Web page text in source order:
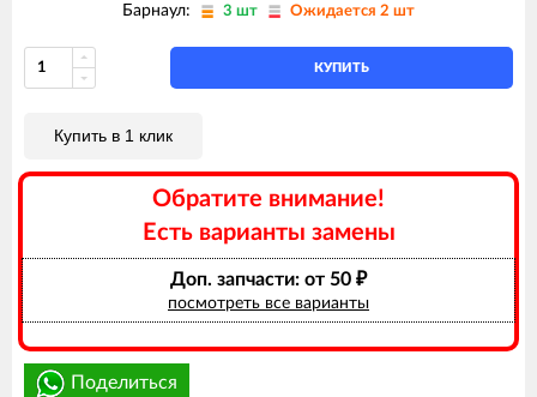
Барнаул: 3 шт Ожидается 2 шт
КУПИТЬ
Купить в 1 клик
Обратите внимание!
Есть варианты замены
Доп. запчасти: от 50 ₽
посмотреть все варианты
Поделиться